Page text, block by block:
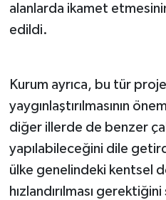
alanlarda ikamet
edildi.
Kurum ayrıca, bu tür
yaygınlaştırılmasının
diğer illerde de benzer
yapılabileceğini dile
ülke genelindeki kentsel
hızlandırılması